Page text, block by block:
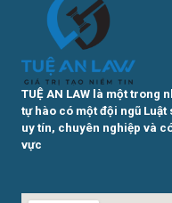
TUỆ AN LAW là một trong
tự hào có một đội ngũ
uy tín, chuyên nghiệp và
vực